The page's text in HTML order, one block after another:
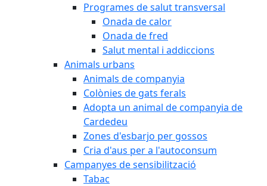
Programes de salut transversal
Onada de calor
Onada de fred
Salut mental i addiccions
Animals urbans
Animals de companyia
Colònies de gats ferals
Adopta un animal de companyia de
Cardedeu
Zones d'esbarjo per gossos
Cria d'aus per a l'autoconsum
Campanyes de sensibilització
Tabac